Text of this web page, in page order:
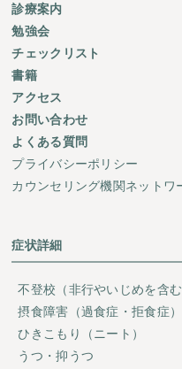
診療案内
勉強会
チェックリスト
書籍
アクセス
お問い合わせ
よくある質問
プライバシーポリシー
カウンセリング機関ネットワ
症状詳細
不登校（非行やいじめを含む
摂食障害（過食症・拒食症）
ひきこもり（ニート）
うつ・抑うつ